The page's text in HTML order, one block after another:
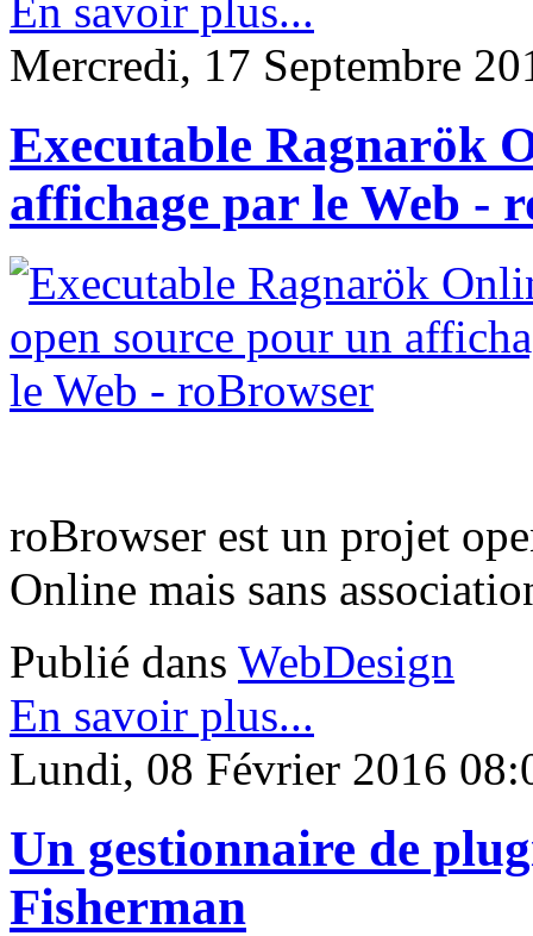
En savoir plus...
Mercredi, 17 Septembre
Executable Ragnarök
affichage par le Web -
roBrowser est un projet
Online mais sans
Publié dans WebDesign
En savoir plus...
Lundi, 08 Février 2016
Un gestionnaire de
Fisherman